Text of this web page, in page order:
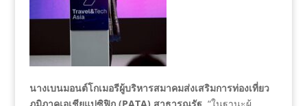
นางเบนมอนต์โกเมอรีผู้บริหารสมาคมส่งเสริมการท่องเที่ยว